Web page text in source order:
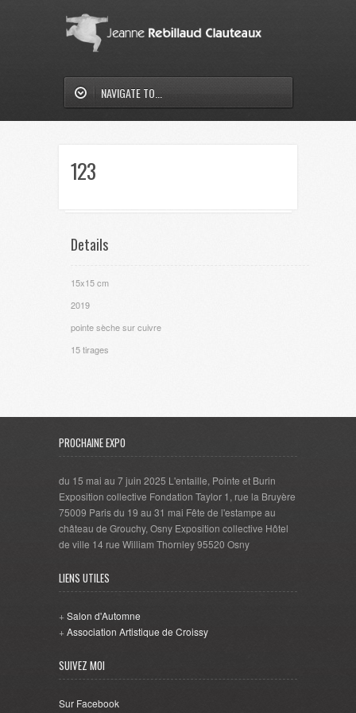
NAVIGATE TO...
123
Details
15x15 cm
2019
pointe sèche sur cuivre
15 tirages
PROCHAINE EXPO
du 15 mai au 7 juin 2025 L'entaille, Pointe et Burin
Exposition collective Fondation Taylor 1, rue la Bruyère
75009 Paris du 19 au 31 mai Fête de l'estampe au
château de Grouchy, Osny Exposition collective Hôtel
de ville 14 rue William Thornley 95520 Osny
LIENS UTILES
+ Salon d'Automne
+ Association Artistique de Croissy
SUIVEZ MOI
Sur Facebook